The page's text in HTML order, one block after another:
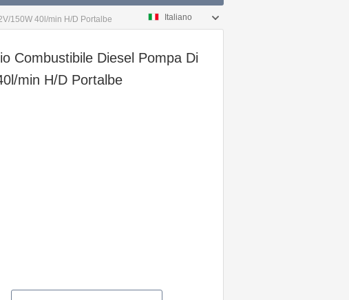
150W 40l/min H/D Portalbe Italiano
Combustibile Diesel Pompa Di
min H/D Portalbe